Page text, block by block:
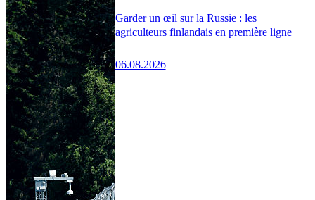
Garder un œil sur la Russie : les
agriculteurs finlandais en première ligne
06.08.2026